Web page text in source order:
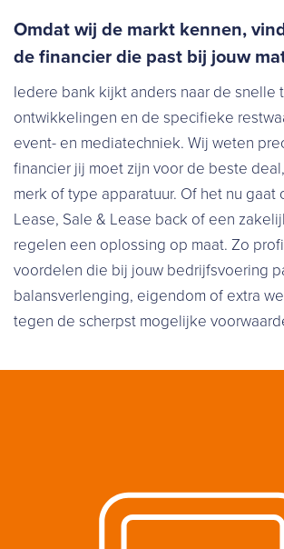
Omdat wij de markt kennen,
de financier die past bij jouw
Iedere bank kijkt anders naar de snelle
ontwikkelingen en de specifieke
event- en mediatechniek. Wij weten
financier jij moet zijn voor de beste
merk of type apparatuur. Of het nu gaat
Lease, Sale & Lease back of een
regelen een oplossing op maat. Zo
voordelen die bij jouw bedrijfsvoering
balansverlenging, eigendom of extra
tegen de scherpst mogelijke